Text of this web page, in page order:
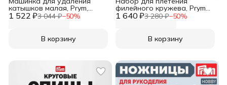
1 522 ₽3 044 ₽−50%
катышков малая, Prym,
611725
В корзину
1 640 ₽3 280 ₽−50%
филейного кружева, Prym
611750
В корзину